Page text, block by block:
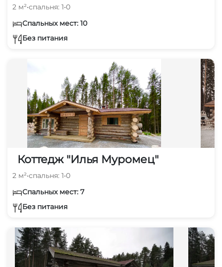
2 м²•спальня: 1•0
Спальных мест: 10
Без питания
Коттедж "Илья Муромец"
2 м²•спальня: 1•0
Спальных мест: 7
Без питания